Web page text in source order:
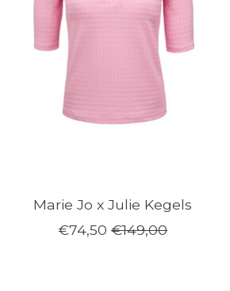
Marie Jo x Julie Kegels
€74,50 €149,00